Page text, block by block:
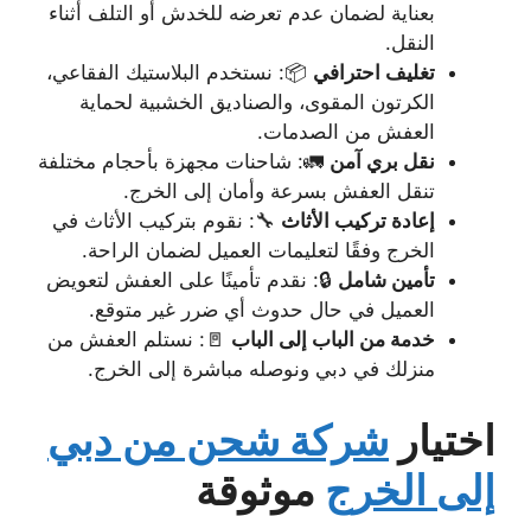
بعناية لضمان عدم تعرضه للخدش أو التلف أثناء
النقل.
تغليف احترافي 📦: نستخدم البلاستيك الفقاعي،
الكرتون المقوى، والصناديق الخشبية لحماية
العفش من الصدمات.
نقل بري آمن 🚛: شاحنات مجهزة بأحجام مختلفة
تنقل العفش بسرعة وأمان إلى الخرج.
إعادة تركيب الأثاث 🔧: نقوم بتركيب الأثاث في
الخرج وفقًا لتعليمات العميل لضمان الراحة.
تأمين شامل 🔒: نقدم تأمينًا على العفش لتعويض
العميل في حال حدوث أي ضرر غير متوقع.
خدمة من الباب إلى الباب 🚪: نستلم العفش من
منزلك في دبي ونوصله مباشرة إلى الخرج.
اختيار شركة شحن من دبي
إلى الخرج موثوقة